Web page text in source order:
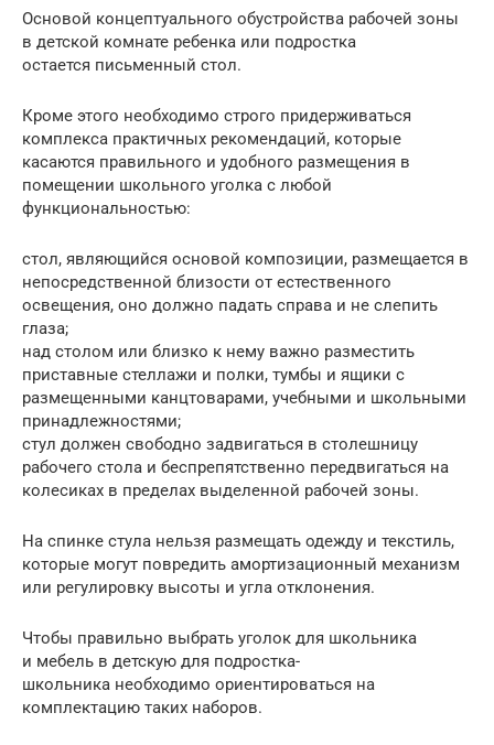
Основой концептуального обустройства рабочей зоны
в детской комнате ребенка или подростка
остается письменный стол.
Кроме этого необходимо строго придерживаться
комплекса практичных рекомендаций, которые
касаются правильного и удобного размещения в
помещении школьного уголка с любой
функциональностью:
стол, являющийся основой композиции, размещается в
непосредственной близости от естественного
освещения, оно должно падать справа и не слепить
глаза;
над столом или близко к нему важно разместить
приставные стеллажи и полки, тумбы и ящики с
размещенными канцтоварами, учебными и школьными
принадлежностями;
стул должен свободно задвигаться в столешницу
рабочего стола и беспрепятственно передвигаться на
колесиках в пределах выделенной рабочей зоны.
На спинке стула нельзя размещать одежду и текстиль,
которые могут повредить амортизационный механизм
или регулировку высоты и угла отклонения.
Чтобы правильно выбрать уголок для школьника
и мебель в детскую для подростка-
школьника необходимо ориентироваться на
комплектацию таких наборов.